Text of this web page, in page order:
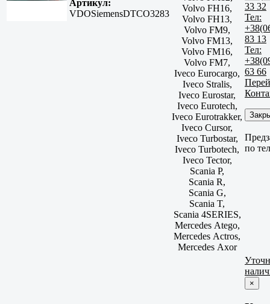
Артикул:
VDOSiemensDTCO3283
Volvo FH16,
Volvo FH13,
Volvo FM9,
Volvo FM13,
Volvo FM16,
Volvo FM7,
Iveco Eurocargo,
Iveco Stralis,
Iveco Eurostar,
Iveco Eurotech,
Iveco Eurotrakker,
Iveco Cursor,
Iveco Turbostar,
Iveco Turbotech,
Iveco Tector,
Scania P,
Scania R,
Scania G,
Scania T,
Scania 4SERIES,
Mercedes Atego,
Mercedes Actros,
Mercedes Axor
33 32
Тел:
83 13
Тел:
63 66
по
×